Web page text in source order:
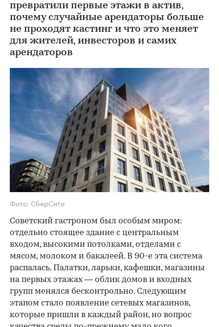
превратили первые этажи в актив,
почему случайные арендаторы больше
не проходят кастинг и что это меняет
для жителей, инвесторов и самих
арендаторов
Фото: СберСити
Советский гастроном был особым миром:
отдельно стоящее здание с центральным
входом, высокими потолками, отделами с
мясом, молоком и бакалеей. В 90-е эта система
распалась. Палатки, ларьки, кафешки, магазины
на первых этажах — облик домов и входных
групп менялся бесконтрольно. Следующим
этапом стало появление сетевых магазинов,
которые пришли в каждый район, но вопрос